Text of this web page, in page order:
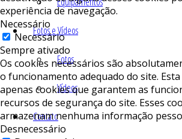
Fotos e Vídeos
Fotos
Vídeos
Contato
experiência de navegação.
Necessário
Necessário
Sempre ativado
Os cookies necessários são
o funcionamento adequado do site.
apenas cookies que garantem as
recursos de segurança do site. Esses
armazenam nenhuma informação
Desnecessário